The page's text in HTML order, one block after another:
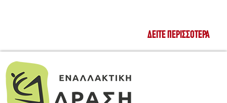
ΔΕΊΤΕ ΠΕΡΙΣΣΌΤΕΡΑ